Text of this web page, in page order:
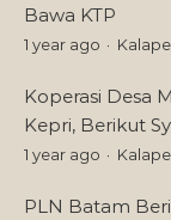
Bawa KTP
1 year ago
Koperasi Desa
Kepri, Berikut
1 year ago
PLN Batam